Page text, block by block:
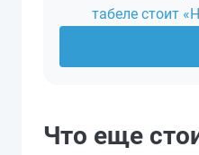
табеле стоит
Что еще